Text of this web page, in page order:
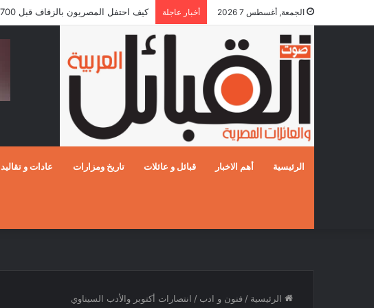
الجمعة, أغسطس 7 2026 أخبار عاجلة كيف احتفل المصريون بالزفاف قبل 700 عام؟
الرئيسية أهم الاخبار قبائل و عائلات تاريخ ومزارات عادات و تقاليد
الرئيسية / فنون و ادب / انتصارات أكتوبر والأدب السيناوي